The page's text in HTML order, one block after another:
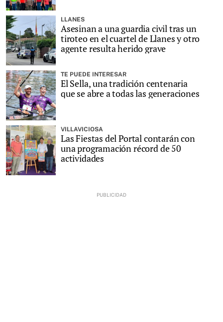
LLANES
Asesinan a una guardia civil tras un
tiroteo en el cuartel de Llanes y otro
agente resulta herido grave
TE PUEDE INTERESAR
El Sella, una tradición centenaria
que se abre a todas las generaciones
VILLAVICIOSA
Las Fiestas del Portal contarán con
una programación récord de 50
actividades